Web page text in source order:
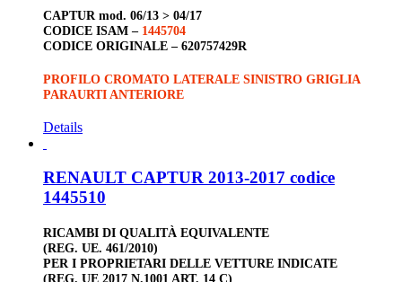
CAPTURmod. 06/13 > 04/17
CODICE ISAM – 1445704
CODICE ORIGINALE – 620757429R
PROFILO CROMATO LATERALE SINISTRO GRIGLIA
PARAURTI ANTERIORE
Details
RENAULT CAPTUR 2013-2017 codice
1445510
RICAMBI DI QUALITÀ EQUIVALENTE
(REG. UE. 461/2010)
PER I PROPRIETARI DELLE VETTURE INDICATE
(REG. UE 2017 N.1001 ART. 14 C)